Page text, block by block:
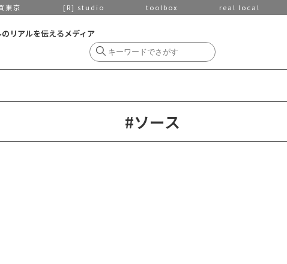
東京 [R] studio toolbox real local
リアルを伝えるメディア
#ソース